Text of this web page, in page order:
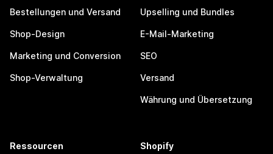
Bestellungen und Versand
Shop-Design
Marketing und Conversion
Shop-Verwaltung
Upselling und Bundles
E-Mail-Marketing
SEO
Versand
Währung und Übersetzung
Ressourcen Shopify